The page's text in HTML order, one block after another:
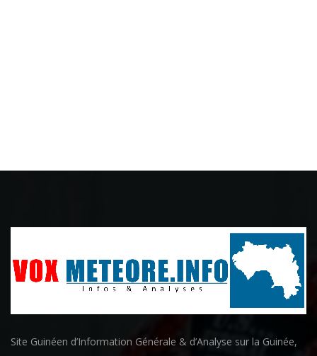
Site Guinéen d’Information Générale & d’Analyse sur la Guinée,